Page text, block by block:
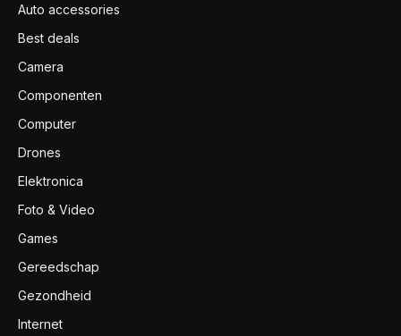
Auto accessories
Best deals
Camera
Componenten
Computer
Drones
Elektronica
Foto & Video
Games
Gereedschap
Gezondheid
Internet